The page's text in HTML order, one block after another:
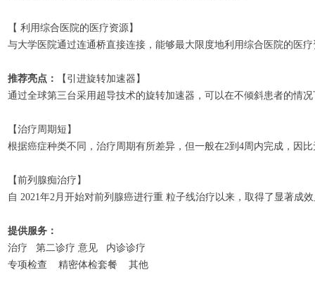
【 利用综合医院的医疗资源】
与大学医院通过连通桥直接连接，能够最大限度地利用综合医院的医疗
推荐亮点：
【引进旋转加速器】
通过全球第三台采用超导技术的旋转加速器，可以在不倾斜患者的情
【治疗周期短】
根据癌症种类不同，治疗周期有所差异，但一般在2到4周内完成，因
【前列腺痴治疗】
自 2021年2月开始对前列腺癌进行重 粒子线治疗以来，取得了显著成
提供服务：
治疗 第二诊疗 意见 内诊诊疗
专项检查 精密体检套餐 其他